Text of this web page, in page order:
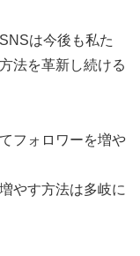
は今後も私た
法を革新し続ける
フォロワーを増や
やす方法は多岐に